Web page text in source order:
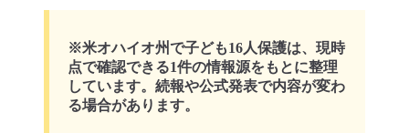
※米オハイオ州で子ども16人保護は、現時
点で確認できる1件の情報源をもとに整理
しています。続報や公式発表で内容が変わ
る場合があります。